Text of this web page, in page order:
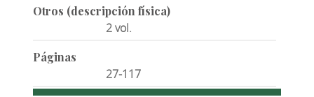
Otros (descripción física)
2 vol.
Páginas
27-117